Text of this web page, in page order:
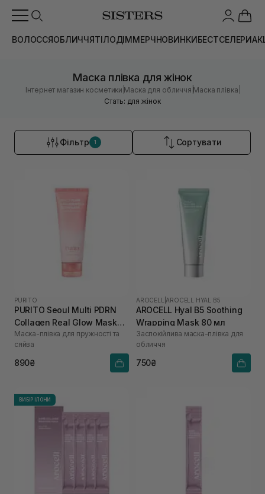
ВОЛОССЯОБЛИЧЧЯТІЛОДІММЕРЧНОВИНКИБЕСТСЕЛЕРИ
Маска плівка для жінок
Інтернет магазин косметики |Маска для обличчя |Маска плівка
Стать: для жінок
Фільтр 1 Сортувати
PURITO
PURITO Seoul Multi PDRN
Collagen Real Glow Mask
100 мл
Маска-плівка для пружності та
сяйва
890₴
AROCELL AROCELL HYAL B5
AROCELL Hyal B5 Soothing
Wrapping Mask 80 мл
Заспокійлива маска-плівка для
обличчя
750₴
ВИБІР ІЛОНИ